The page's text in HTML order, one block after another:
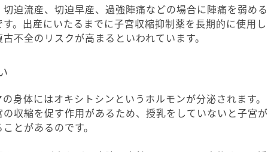
迫流産、切迫早産、過強陣痛などの場合に陣痛を弱める
。出産にいたるまでに子宮収縮抑制薬を長期的に使用し
不全のリスクが高まるといわれています。
身体にはオキシトシンというホルモンが分泌されます。
収縮を促す作用があるため、授乳をしていないと子宮が
とがあるのです。